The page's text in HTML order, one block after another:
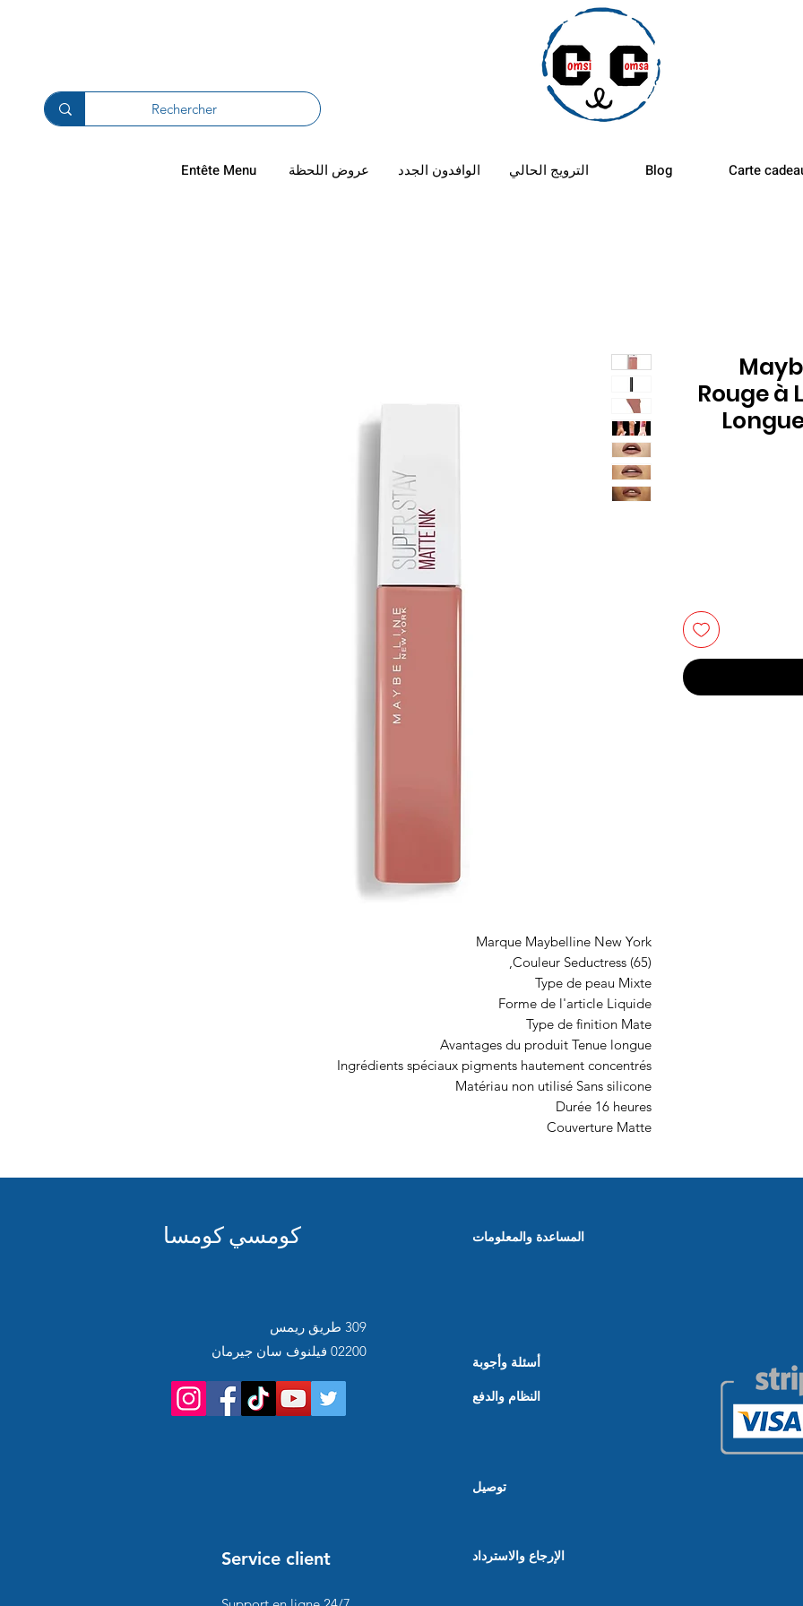
Entête Menu عروض اللحظة الوافدون الجدد الترويج الحالي Blog Carte
Marque Maybelline New York
Couleur Seductress (65),
Type de peau Mixte
Forme de l'article Liquide
Type de finition Mate
Avantages du produit Tenue longue
Ingrédients spéciaux pigments hautement concentrés
Matériau non utilisé Sans silicone
Durée 16 heures
Couverture Matte
Rouge à
كومسي كومسا المساعدة والمعلومات
309 طريق ريمس
02200 فيلنوف سان جيرمان
أسئلة وأجوبة
النظام والدفع
توصيل
Service client الإرجاع والاسترداد